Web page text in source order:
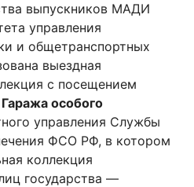
выпускников МАДИ
управления
и общетранспортных
выездная
с посещением
Гаража особого
управления Службы
ФСО РФ, в котором
коллекция
государства —